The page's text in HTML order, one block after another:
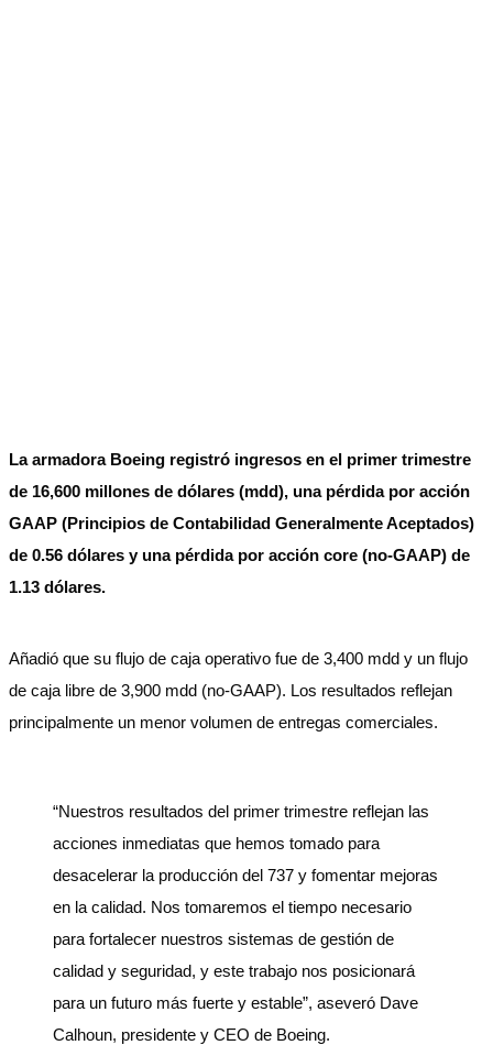
La armadora Boeing registró ingresos en el primer trimestre
de 16,600 millones de dólares (mdd), una pérdida por acción
GAAP (Principios de Contabilidad Generalmente Aceptados)
de 0.56 dólares y una pérdida por acción core (no-GAAP) de
1.13 dólares.
Añadió que su flujo de caja operativo fue de 3,400 mdd y un flujo
de caja libre de 3,900 mdd (no-GAAP). Los resultados reflejan
principalmente un menor volumen de entregas comerciales.
“Nuestros resultados del primer trimestre reflejan las
acciones inmediatas que hemos tomado para
desacelerar la producción del 737 y fomentar mejoras
en la calidad. Nos tomaremos el tiempo necesario
para fortalecer nuestros sistemas de gestión de
calidad y seguridad, y este trabajo nos posicionará
para un futuro más fuerte y estable”, aseveró Dave
Calhoun, presidente y CEO de Boeing.